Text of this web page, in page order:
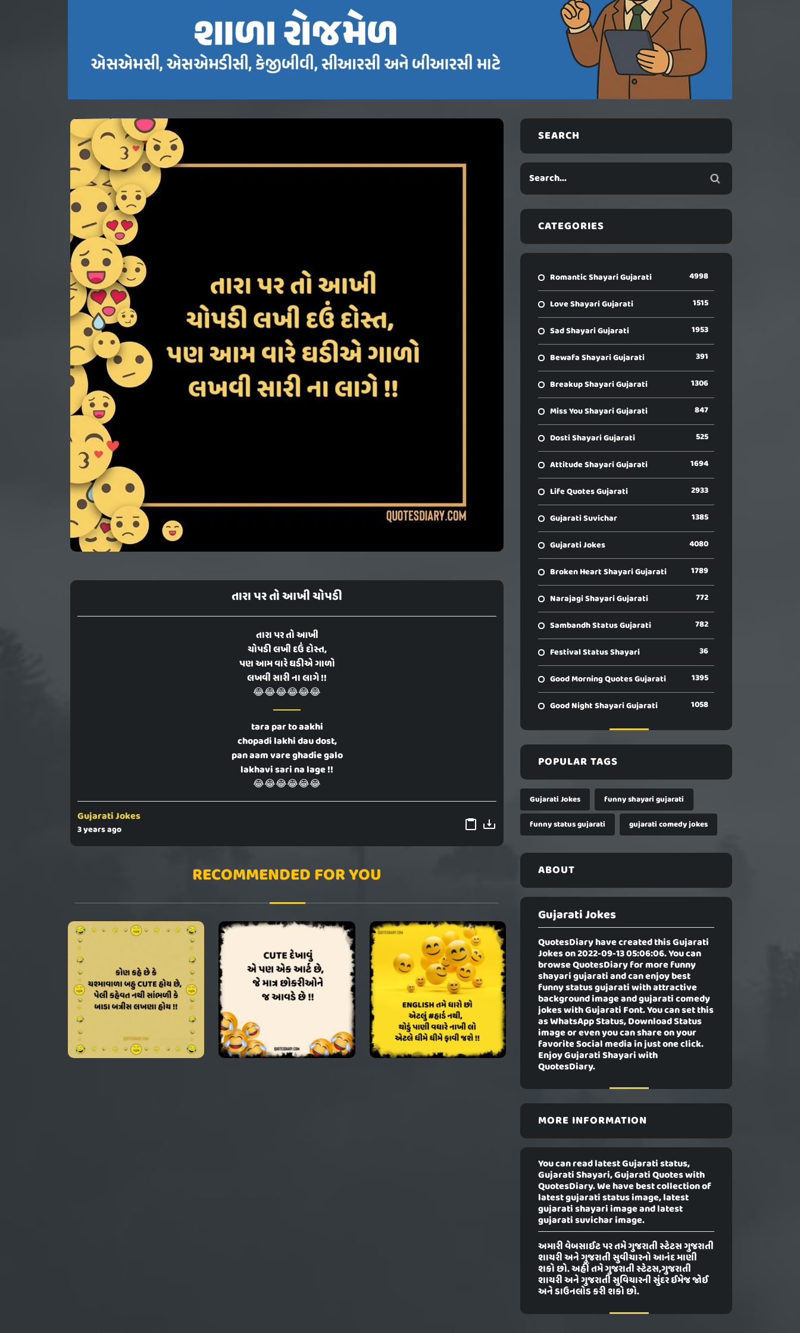
તારા પર તો આખી ચોપડી
તારા પર તો આખી
ચોપડી લખી દઉં દોસ્ત,
પણ આમ વારે ઘડીએ ગાળો
લખવી સારી ના લાગે !!
😂😂😂😂😂😂
tara par to aakhi
chopadi lakhi dau dost,
pan aam vare ghadie galo
lakhavi sari na lage !!
😂😂😂😂😂😂
Gujarati Jokes
3 years ago
RECOMMENDED FOR YOU
SEARCH
CATEGORIES
Romantic Shayari Gujarati 4998
Love Shayari Gujarati 1515
Sad Shayari Gujarati 1953
Bewafa Shayari Gujarati 391
Breakup Shayari Gujarati 1306
Miss You Shayari Gujarati 847
Dosti Shayari Gujarati 525
Attitude Shayari Gujarati 1694
Life Quotes Gujarati 2933
Gujarati Suvichar 1385
Gujarati Jokes 4080
Broken Heart Shayari Gujarati 1789
Narajagi Shayari Gujarati 772
Sambandh Status Gujarati 782
Festival Status Shayari 36
Good Morning Quotes Gujarati 1395
Good Night Shayari Gujarati 1058
POPULAR TAGS
Gujarati Jokes
funny shayari gujarati
funny status gujarati
gujarati comedy jokes
ABOUT
Gujarati Jokes
QuotesDiary have created thisGujarati
Jokeson 2022-09-13 05:06:06. You can
browse QuotesDiary for more funny
shayari gujarati and can enjoy best
funny status gujarati with attractive
background image and gujarati comedy
jokes with Gujarati Font. You can set this
as WhatsApp Status, Download Status
image or even you can share on your
favorite Social media in just one click.
Enjoy Gujarati Shayari with
QuotesDiary.
MORE INFORMATION
You can read latest Gujarati status,
Gujarati Shayari, Gujarati Quotes with
QuotesDiary. We have best collection of
latest gujarati status image, latest
gujarati shayari image and latest
gujarati suvichar image.
અમારી વેબસાઈટ પર તમે ગુજરાતી સ્ટેટસ ગુજરાતી
શાયરી અને ગુજરાતી સુવીચારનો આનંદ માણી
શકો છો. અહીં તમે ગુજરાતી સ્ટેટસ,ગુજરાતી
શાયરી અને ગુજરાતી સુવિચારની સુંદર ઈમેજ જોઈ
અને ડાઉનલોડ કરી શકો છો.